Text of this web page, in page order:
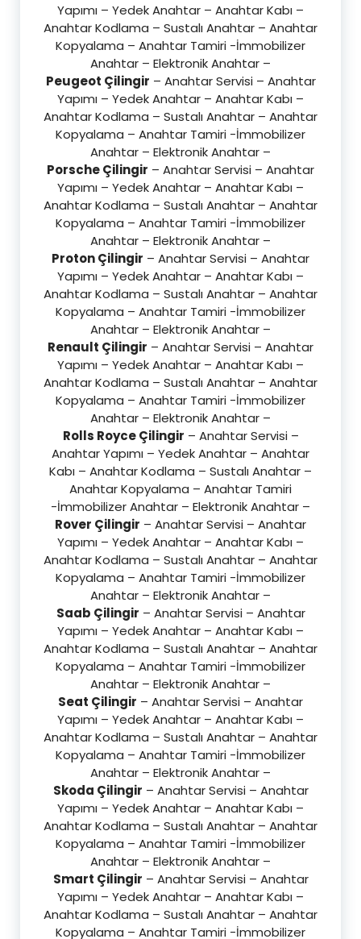
Yapımı – Yedek Anahtar – Anahtar Kabı –
Anahtar Kodlama – Sustalı Anahtar – Anahtar
Kopyalama – Anahtar Tamiri -İmmobilizer
Anahtar – Elektronik Anahtar –
Peugeot Çilingir – Anahtar Servisi – Anahtar
Yapımı – Yedek Anahtar – Anahtar Kabı –
Anahtar Kodlama – Sustalı Anahtar – Anahtar
Kopyalama – Anahtar Tamiri -İmmobilizer
Anahtar – Elektronik Anahtar –
Porsche Çilingir – Anahtar Servisi – Anahtar
Yapımı – Yedek Anahtar – Anahtar Kabı –
Anahtar Kodlama – Sustalı Anahtar – Anahtar
Kopyalama – Anahtar Tamiri -İmmobilizer
Anahtar – Elektronik Anahtar –
Proton Çilingir – Anahtar Servisi – Anahtar
Yapımı – Yedek Anahtar – Anahtar Kabı –
Anahtar Kodlama – Sustalı Anahtar – Anahtar
Kopyalama – Anahtar Tamiri -İmmobilizer
Anahtar – Elektronik Anahtar –
Renault Çilingir – Anahtar Servisi – Anahtar
Yapımı – Yedek Anahtar – Anahtar Kabı –
Anahtar Kodlama – Sustalı Anahtar – Anahtar
Kopyalama – Anahtar Tamiri -İmmobilizer
Anahtar – Elektronik Anahtar –
Rolls Royce Çilingir – Anahtar Servisi –
Anahtar Yapımı – Yedek Anahtar – Anahtar
Kabı – Anahtar Kodlama – Sustalı Anahtar –
Anahtar Kopyalama – Anahtar Tamiri
-İmmobilizer Anahtar – Elektronik Anahtar –
Rover Çilingir – Anahtar Servisi – Anahtar
Yapımı – Yedek Anahtar – Anahtar Kabı –
Anahtar Kodlama – Sustalı Anahtar – Anahtar
Kopyalama – Anahtar Tamiri -İmmobilizer
Anahtar – Elektronik Anahtar –
Saab Çilingir – Anahtar Servisi – Anahtar
Yapımı – Yedek Anahtar – Anahtar Kabı –
Anahtar Kodlama – Sustalı Anahtar – Anahtar
Kopyalama – Anahtar Tamiri -İmmobilizer
Anahtar – Elektronik Anahtar –
Seat Çilingir – Anahtar Servisi – Anahtar
Yapımı – Yedek Anahtar – Anahtar Kabı –
Anahtar Kodlama – Sustalı Anahtar – Anahtar
Kopyalama – Anahtar Tamiri -İmmobilizer
Anahtar – Elektronik Anahtar –
Skoda Çilingir – Anahtar Servisi – Anahtar
Yapımı – Yedek Anahtar – Anahtar Kabı –
Anahtar Kodlama – Sustalı Anahtar – Anahtar
Kopyalama – Anahtar Tamiri -İmmobilizer
Anahtar – Elektronik Anahtar –
Smart Çilingir – Anahtar Servisi – Anahtar
Yapımı – Yedek Anahtar – Anahtar Kabı –
Anahtar Kodlama – Sustalı Anahtar – Anahtar
Kopyalama – Anahtar Tamiri -İmmobilizer